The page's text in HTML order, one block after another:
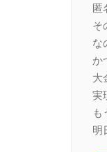
匿
そ
な
か
大
実
も
明